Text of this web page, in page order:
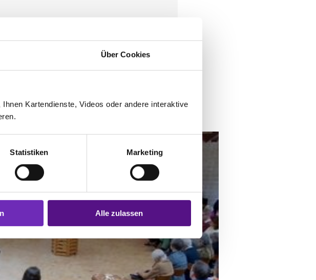
Über Cookies
Kartendienste, Videos oder andere interaktive
Statistiken Marketing
Alle zulassen